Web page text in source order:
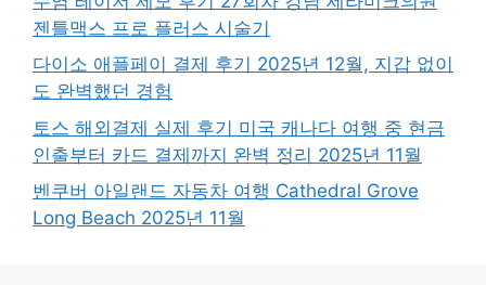
젠틀맥스 프로 플러스 시술기
다이소 애플페이 결제 후기 2025년 12월, 지갑 없이
도 완벽했던 경험
토스 해외결제 실제 후기 미국 캐나다 여행 중 현금
인출부터 카드 결제까지 완벽 정리 2025년 11월
벤쿠버 아일랜드 자동차 여행 Cathedral Grove
Long Beach 2025년 11월